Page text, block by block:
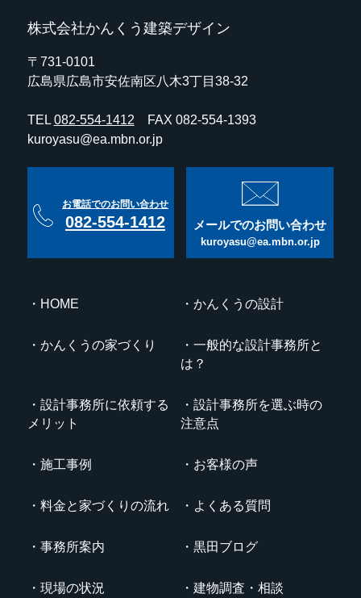
株式会社かんくう建築デザイン
〒731-0101
広島県広島市安佐南区八木3丁目38-32
TEL 082-554-1412 FAX 082-554-1393
kuroyasu@ea.mbn.or.jp
お電話でのお問い合わせ
082-554-1412 メールでのお問い合わせ
kuroyasu@ea.mbn.or.jp
HOME かんくうの設計
かんくうの家づくり
一般的な設計事務所と
は？
設計事務所に依頼する
メリット
設計事務所を選ぶ時の
注意点
施工事例 お客様の声
料金と家づくりの流れ よくある質問
事務所案内 黒田ブログ
現場の状況 建物調査・相談